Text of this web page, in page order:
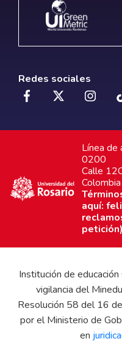
Redes sociales
Línea
0200
Calle
Colombia
aquí:
petición)
Institución de
vigilancia del
Resolución 58 del 16
por el Ministerio de
en